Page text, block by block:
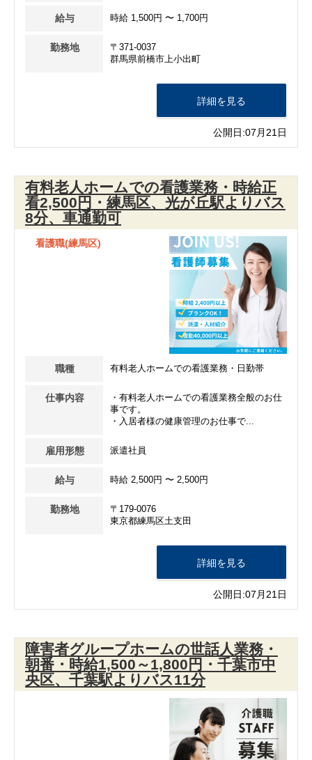
給与 時給 1,500円 〜 1,700円
勤務地
〒371-0037
群馬県前橋市上小出町
詳細を見る
公開日:07月21日
有料老人ホームでの看護業務・時給正
看2,500円・練馬区、光が丘駅よりバス
8分、車通勤可
看護職(練馬区)
職種 有料老人ホームでの看護業務・日勤帯
仕事内容
・有料老人ホームでの看護業務全般のお仕
事です。
・入居者様の健康管理のお仕事で...
雇用形態 派遣社員
給与 時給 2,500円 〜 2,500円
勤務地
〒179-0076
東京都練馬区土支田
詳細を見る
公開日:07月21日
障害者グループホームの世話人業務・
朝番・時給1,500～1,800円・千葉市中
央区、千葉駅よりバス11分